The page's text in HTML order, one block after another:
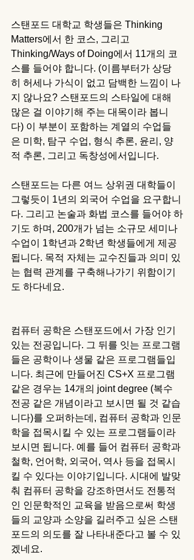
스탠포드 대학교 학생들은 Thinking
Matters에서 한 코스, 그리고
Thinking/Ways of Doing에서 11개의 코
스를 들어야 합니다. (이름부터가 상당
히 허세나 가식이 없고 담백한 느낌이 나
지 않나요? 스탠포드의 스타일에 대해
많은 걸 이야기해 주는 대목이라 봅니
다) 이 부분이 포함하는 계열의 수업들
은 미학, 탐구 수업, 형식 추론, 윤리, 양
적 추론, 그리고 독창성에서입니다.
스탠포드는 다른 여느 상위권 대학들이
그렇듯이 1년의 외국어 수업을 요구합니
다. 그리고 논술과 화법 코스를 들어야 하
기도 하며, 200개가 넘는 소규모 세미나
수업이 1학년과 2학년 학생들에게 제공
됩니다. 목적 자체는 교수진들과 의미 있
는 협력 관계를 구축해나가기 위함이기
도 하다네요.
컴퓨터 공학은 스탠포드에서 가장 인기
있는 전공입니다. 그 뒤를 잇는 프로그램
들은 공학이나 생물 같은 프로그램들입
니다. 최근에 만들어진 CS+X 프로그램
같은 경우는 14개의 joint degree (복수
전공 같은 개념이라고 보시면 될 것 같습
니다)를 오퍼하는데, 컴퓨터 공학과 인문
학을 접목시킬 수 있는 프로그램들이라
보시면 됩니다. 예를 들어 컴퓨터 공학과
철학, 언어학, 외국어, 역사 등을 접목시
킬 수 있다는 이야기입니다. 시대에 발맞
춰 컴퓨터 공학을 강조하면서도 전통적
인 인문학적인 교육을 받음으로써 학생
들의 교양과 소양을 길러주고 싶은 스탠
포드의 의도를 잘 나타내준다고 볼 수 있
겠네요.